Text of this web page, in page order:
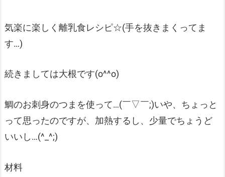
気楽に楽しく離乳食レシピ☆(手を抜きまくってま
す…)
続きましては大根です(o^^o)
鯛のお刺身のつまを使って…(￣▽￣;)いや、ちょっと
って思ったのですが、加熱するし、少量でちょうど
いいし…(^_^;)
材料